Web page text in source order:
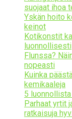
suojaat ihoa
Yskän hoito
keinot
Kotikonstit
luonnollisesti
Flunssa?
nopeasti
Kuinka
kemikaaleja
5
Parhaat yrtit
ratkaisuja